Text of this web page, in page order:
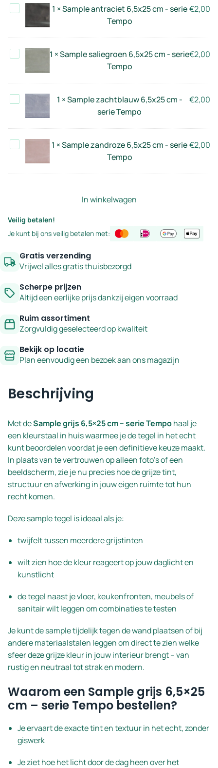
Sample
antraciet
serie
Tempo
1 ×Sample antraciet 6,5x25 cm - serie
Tempo
€2,00
serie
Tempo
1 ×Sample saliegroen 6,5x25 cm - serie
Tempo
€2,00
serie
Tempo
1 ×Sample zachtblauw 6,5x25 cm -
serie Tempo
€2,00
Tempo
1 ×Sample zandroze 6,5x25 cm - serie
Tempo
€2,00
6,5x25
cm
serie
Tempo
aantal
In winkelwagen
Veilig betalen!
Je kunt bij ons veilig betalen met:
Gratis verzending
Vrijwel alles gratis thuisbezorgd
Scherpe prijzen
Altijd een eerlijke prijs dankzij eigen voorraad
Ruim assortiment
Zorgvuldig geselecteerd op kwaliteit
Bekijk op locatie
Plan eenvoudig een bezoek aan ons magazijn
Beschrijving
Met deSample grijs 6,5×25 cm – serie Tempohaal je
een kleurstaal in huis waarmee je de tegel in het echt
kunt beoordelen voordat je een definitieve keuze maakt.
In plaats van te vertrouwen op alleen foto’s of een
beeldscherm, zie je nu precies hoe de grijze tint,
structuur en afwerking in jouw eigen ruimte tot hun
recht komen.
Deze sample tegel is ideaal als je:
twijfelt tussen meerdere grijstinten
wilt zien hoe de kleur reageert op jouw daglicht en
kunstlicht
de tegel naast je vloer, keukenfronten, meubels of
sanitair wilt leggen om combinaties te testen
Je kunt de sample tijdelijk tegen de wand plaatsen of bij
andere materiaalstalen leggen om direct te zien welke
sfeer deze grijze kleur in jouw interieur brengt – van
rustig en neutraal tot strak en modern.
Waarom een Sample grijs 6,5×25
cm – serie Tempo bestellen?
Je ervaart de exacte tint en textuur in het echt, zonder
giswerk
Je ziet hoe het licht door de dag heen over het